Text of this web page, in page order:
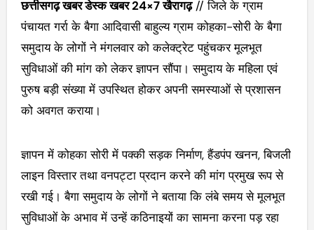
छत्तीसगढ़ खबर डेस्क खबर 24×7 खैरागढ़// जिले के ग्राम
पंचायत गर्रा के बैगा आदिवासी बाहुल्य ग्राम कोहका-सोरी के बैगा
समुदाय के लोगों ने मंगलवार को कलेक्ट्रेट पहुंचकर मूलभूत
सुविधाओं की मांग को लेकर ज्ञापन सौंपा। समुदाय के महिला एवं
पुरुष बड़ी संख्या में उपस्थित होकर अपनी समस्याओं से प्रशासन
को अवगत कराया।
ज्ञापन में कोहका सोरी में पक्की सड़क निर्माण, हैंडपंप खनन, बिजली
लाइन विस्तार तथा वनपट्टा प्रदान करने की मांग प्रमुख रूप से
रखी गई। बैगा समुदाय के लोगों ने बताया कि लंबे समय से मूलभूत
सुविधाओं के अभाव में उन्हें कठिनाइयों का सामना करना पड़ रहा